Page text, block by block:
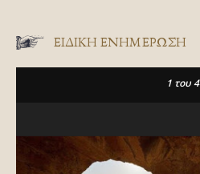
ΕΙΔΙΚΉ ΕΝΗΜΈΡΩΣΗ
1 του 4